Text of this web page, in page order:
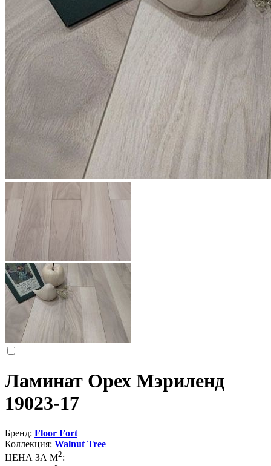
Ламинат Орех Мэриленд
19023-17
Бренд: Floor Fort
Коллекция: Walnut Tree
ЦЕНА ЗА М2: